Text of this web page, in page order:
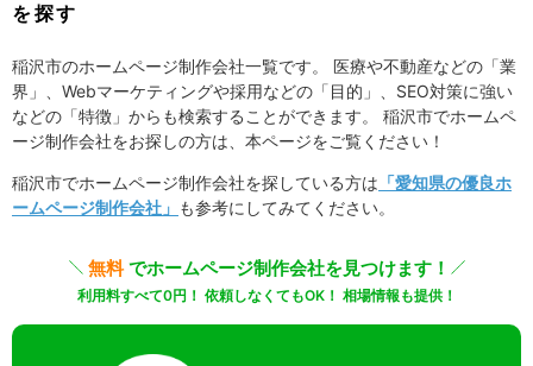
を探す
稲沢市のホームページ制作会社一覧です。 医療や不動産などの「業
界」、Webマーケティングや採用などの「目的」、SEO対策に強い
などの「特徴」からも検索することができます。 稲沢市でホームペ
ージ制作会社をお探しの方は、本ページをご覧ください！
稲沢市でホームページ制作会社を探している方は 「愛知県の優良ホ
ームページ制作会社」 も参考にしてみてください。
無料でホームページ制作会社を見つけます！
利用料すべて0円！ 依頼しなくてもOK！ 相場情報も提供！